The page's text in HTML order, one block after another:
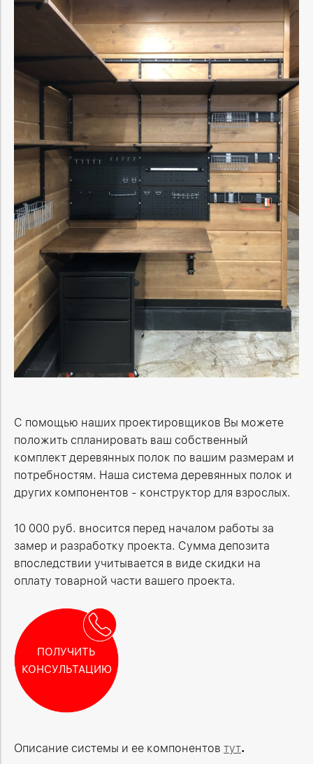
С помощью наших проектировщиков Вы можете
положить спланировать ваш собственный
комплект деревянных полок по вашим размерам и
потребностям. Наша система деревянных полок и
других компонентов - конструктор для взрослых.
10 000 руб. вносится перед началом работы за
замер и разработку проекта. Сумма депозита
впоследствии учитывается в виде скидки на
оплату товарной части вашего проекта.
ПОЛУЧИТЬ
КОНСУЛЬТАЦИЮ
Описание системы и ее компонентов тут.